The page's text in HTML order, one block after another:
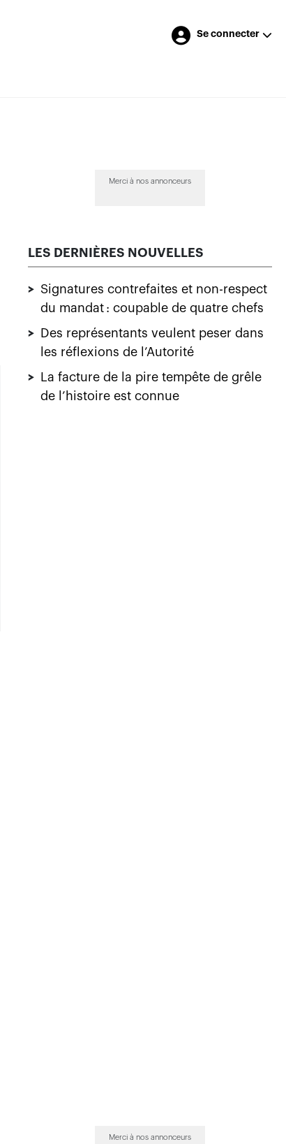
Se connecter
Merci à nos annonceurs
LES DERNIÈRES NOUVELLES
> Signatures contrefaites et non-respect
du mandat : coupable de quatre chefs
>
Des représentants veulent peser dans
les réflexions de l’Autorité
>
La facture de la pire tempête de grêle
de l’histoire est connue
Merci à nos annonceurs